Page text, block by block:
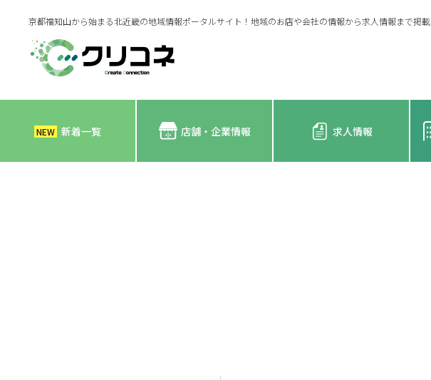
京都福知山から始まる北近畿の地域情報ポータルサイト！地域のお店や会社の情報から求人情報まで掲載
NEW 新着一覧 店舗・企業情報 求人情報